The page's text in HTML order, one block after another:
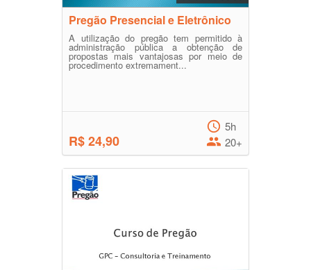
Pregão Presencial e Eletrônico
A utilização do pregão tem permitido à
administração pública a obtenção de
propostas mais vantajosas por meio de
procedimento extremament...
R$ 24,90
5h
20+